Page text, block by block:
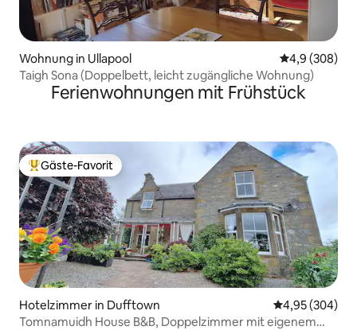
Wohnung in Ullapool
4,9 (308)
Taigh Sona (Doppelbett, leicht zugängliche Wohnung)
Ferienwohnungen mit Frühstück
Beliebter Gäste-Favorit.
Gäste-Favorit
Hotelzimmer in Dufftown
4,95 (304)
Tomnamuidh House B&B, Doppelzimmer mit eigenem